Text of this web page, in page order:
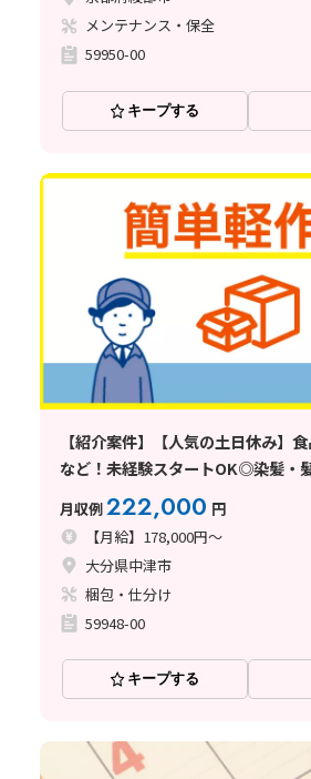
メンテナンス・保全
59950-00
キープする
【紹介案件】【人気の土日休み】
など！未経験スタートOK◎染髪・
月収例222,000 円
【月給】178,000円～
大分県中津市
梱包・仕分け
59948-00
キープする